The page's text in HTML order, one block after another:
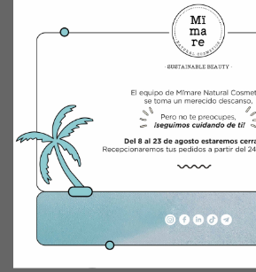
febrero 2025
enero 2025
marzo 2024
junio 2023
abril 2023
octubre 2022
abril 2022
diciembre 2021